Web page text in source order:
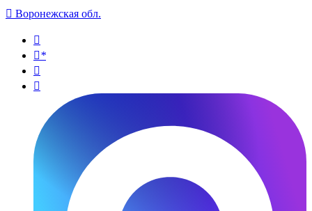
 Воронежская обл.

*

